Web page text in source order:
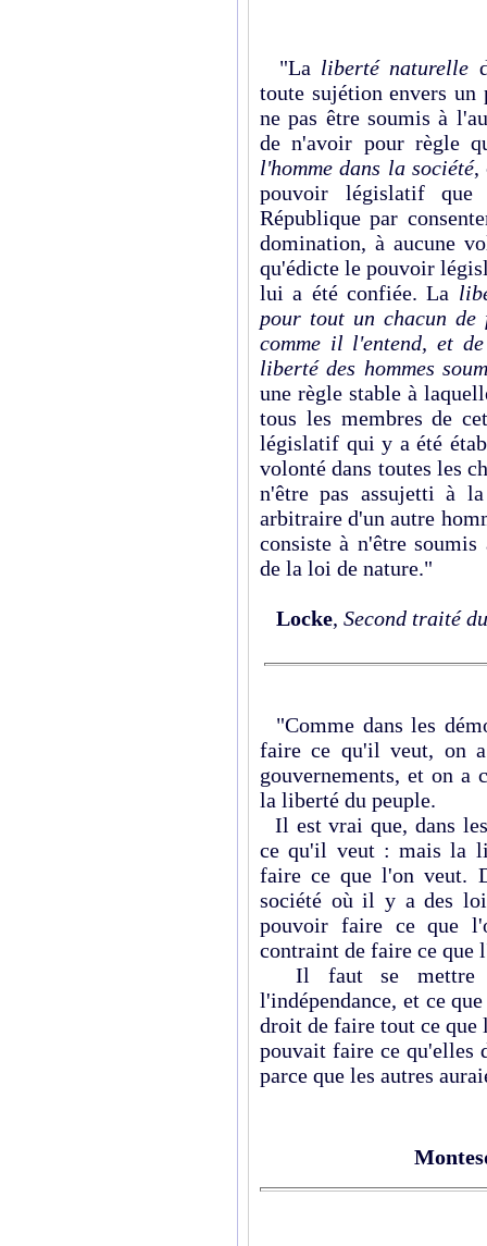
"La liberté naturelle
toute sujétion envers
ne pas être soumis à
de n'avoir pour règle
l'homme dans la société,
pouvoir législatif
République par
domination, à aucune
qu'édicte le pouvoir
lui a été confiée. La
pour tout un chacun
comme il l'entend, et
liberté des hommes
une règle stable à
tous les membres de
législatif qui y a été
volonté dans toutes les
n'être pas assujetti à
arbitraire d'un autre
consiste à n'être
de la loi de nature."
Locke, Second traité
"Comme dans les
faire ce qu'il veut, on
gouvernements, et on a
la liberté du peuple.
Il est vrai que, dans
ce qu'il veut : mais la
faire ce que l'on veut.
société où il y a des
pouvoir faire ce que
contraint de faire ce
Il faut se mettre
l'indépendance, et ce
droit de faire tout ce
pouvait faire ce qu'elles
parce que les autres